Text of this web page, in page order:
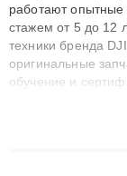
работают
стажем от 5 до 12
техники бренда
оригинальные
обучение и
сохранением